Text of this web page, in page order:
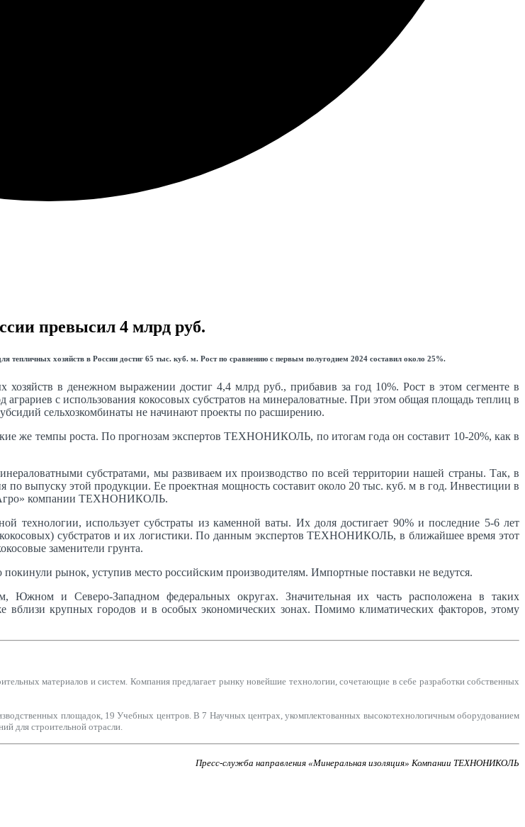
превысил 4 млрд руб.
хозяйств в России достиг 65 тыс. куб. м. Рост по сравнению с первым полугодием 2024 составил около 25%.
в денежном выражении достиг 4,4 млрд руб., прибавив за год 10%. Рост в этом сегменте в
с использования кокосовых субстратов на минераловатные. При этом общая площадь теплиц в
сельхозкомбинаты не начинают проекты по расширению.
же темпы роста. По прогнозам экспертов ТЕХНОНИКОЛЬ, по итогам года он составит 10-20%, как в
субстратами, мы развиваем их производство по всей территории нашей страны. Так, в
выпуску этой продукции. Ее проектная мощность составит около 20 тыс. куб. м в год. Инвестиции в
«Агро» компании ТЕХНОНИКОЛЬ.
технологии, использует субстраты из каменной ваты. Их доля достигает 90% и последние 5-6 лет
субстратов и их логистики. По данным экспертов ТЕХНОНИКОЛЬ, в ближайшее время этот
заменители грунта.
рынок, уступив место российским производителям. Импортные поставки не ведутся.
Южном и Северо-Западном федеральных округах. Значительная их часть расположена в таких
вблизи крупных городов и в особых экономических зонах. Помимо климатических факторов, этому
материалов и систем. Компания предлагает рынку новейшие технологии, сочетающие в себе разработки собственных
площадок, 19 Учебных центров. В 7 Научных центрах, укомплектованных высокотехнологичным оборудованием
для строительной отрасли.
Пресс-служба направления «Минеральная изоляция» Компании ТЕХНОНИКОЛЬ